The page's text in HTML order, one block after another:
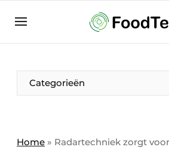
Bedrijven
Bedrijven
Direct contact
Categorieën
Home » Radartechniek zorgt